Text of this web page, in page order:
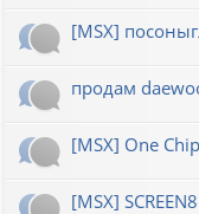
[MSX]
продам
[MSX] One
[MSX]